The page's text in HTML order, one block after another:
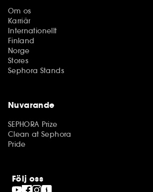
Om os
Karriär
Internationellt
Finland
Norge
Stores
Sephora Stands
Nuvarande
SEPHORA Prize
Clean at Sephora
Pride
Följ oss